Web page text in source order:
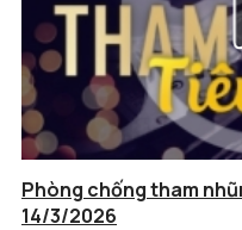
Phòng chống tham
14/3/2026